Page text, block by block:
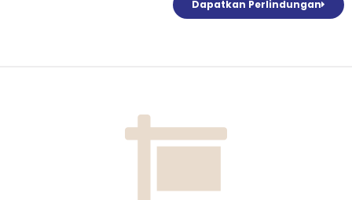
Dapatkan Perlindungan